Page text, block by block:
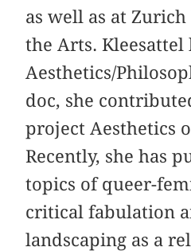
as well as at
the Arts. Kleesattel
Aesthetics/
doc, she
project Aesthetics
Recently, she has
topics of queer-
critical fabulation
landscaping as a